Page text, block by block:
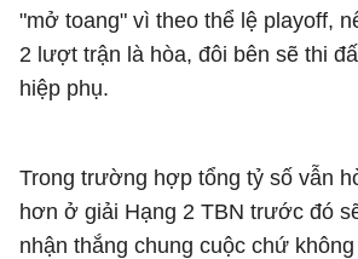
"mở toang" vì theo thể lệ playoff,
2 lượt trận là hòa, đôi bên sẽ thi
hiệp phụ.
Trong trường hợp tổng tỷ số vẫn
hơn ở giải Hạng 2 TBN trước đó
nhận thắng chung cuộc chứ